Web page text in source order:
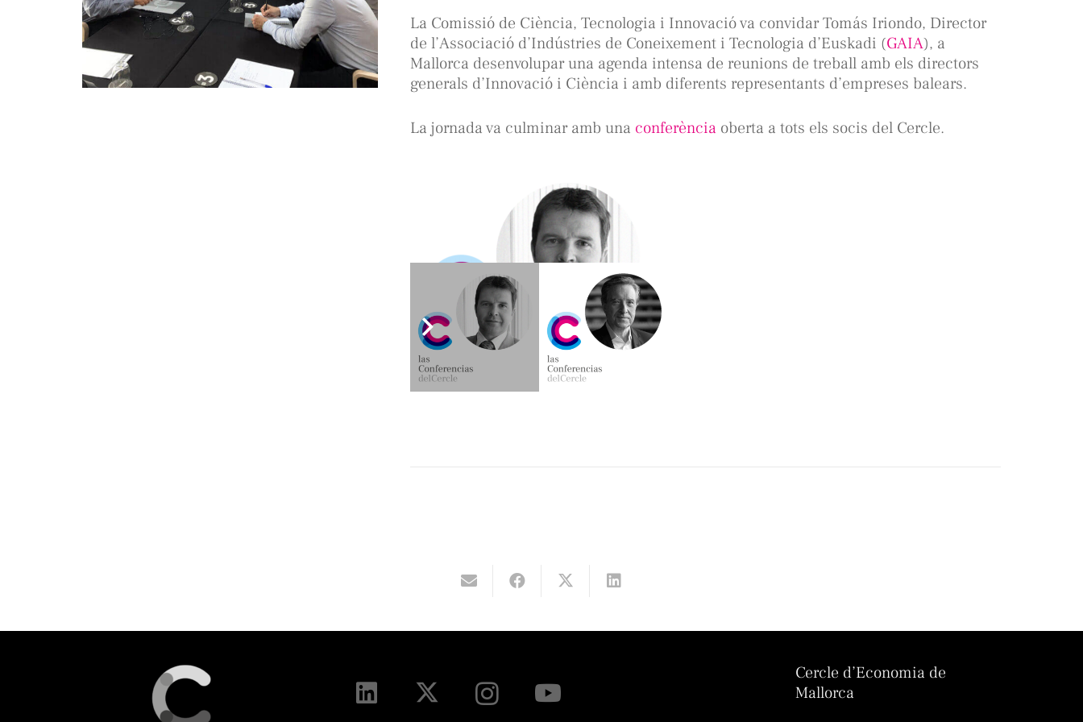
La Comissió de Ciència, Tecnologia i Innovació va convidar Tomás Iriondo, Director
de l’Associació d’Indústries de Coneixement i Tecnologia d’Euskadi (GAIA), a
Mallorca desenvolupar una agenda intensa de reunions de treball amb els directors
generals d’Innovació i Ciència i amb diferents representants d’empreses balears.
La jornada va culminar amb una conferènciaoberta a tots els socis del Cercle.
Cercle d’Economia de
Mallorca